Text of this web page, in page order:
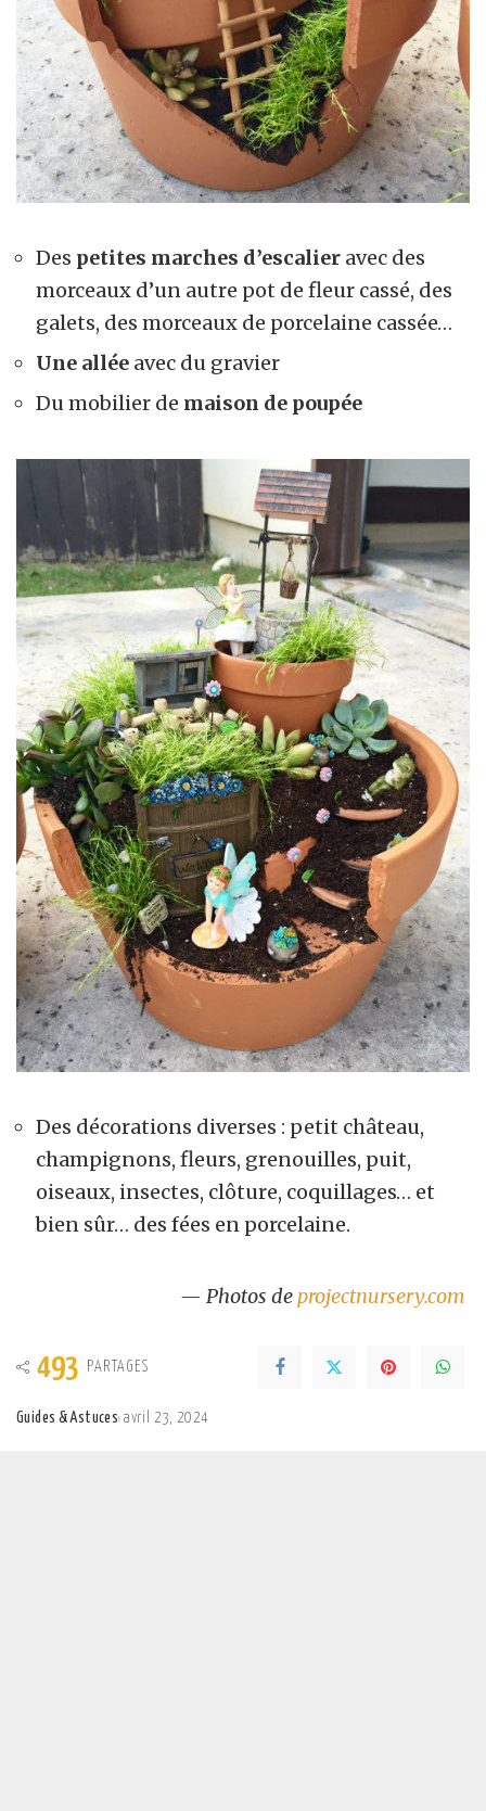
Des petites marches d’escalier avec des
morceaux d’un autre pot de fleur cassé, des
galets, des morceaux de porcelaine cassée…
Une allée avec du gravier
Du mobilier de maison de poupée
Des décorations diverses : petit château,
champignons, fleurs, grenouilles, puit,
oiseaux, insectes, clôture, coquillages… et
bien sûr… des fées en porcelaine.
— Photos deprojectnursery.com
493 PARTAGES
Guides & Astuces avril 23, 2024